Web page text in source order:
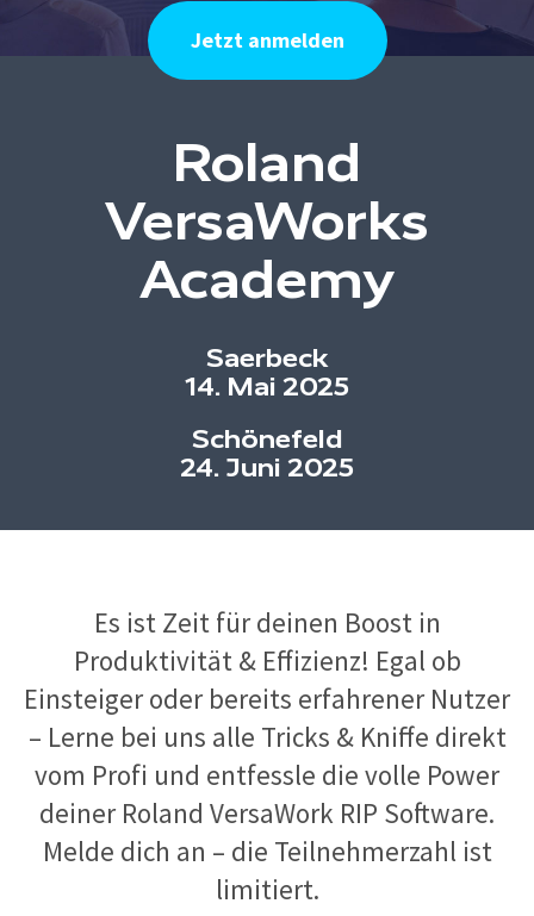
Jetzt anmelden
Roland
VersaWorks
Academy
Saerbeck
14. Mai 2025
Schönefeld
24. Juni 2025
Es ist Zeit für deinen Boost in
Produktivität & Effizienz! Egal ob
Einsteiger oder bereits erfahrener Nutzer
– Lerne bei uns alle Tricks & Kniffe direkt
vom Profi und entfessle die volle Power
deiner Roland VersaWork RIP Software.
Melde dich an – die Teilnehmerzahl ist
limitiert.